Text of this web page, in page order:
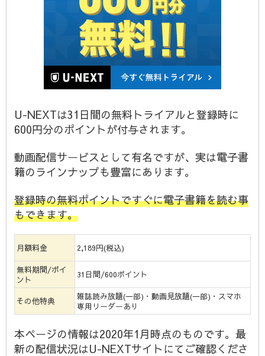
U-NEXTは31日間の無料トライアルと登録時に
600円分のポイントが付与されます。
動画配信サービスとして有名ですが、実は電子書
籍のラインナップも豊富にあります。
登録時の無料ポイントですぐに電子書籍を読む事
もできます。
月額料金 2,189円(税込)
無料期間/ポイ
ント
31日間/600ポイント
その他特典
雑誌読み放題(一部)・動画見放題(一部)・スマホ
専用リーダーあり
本ページの情報は2020年1月時点のものです。最
新の配信状況はU-NEXTサイトにてご確認くださ